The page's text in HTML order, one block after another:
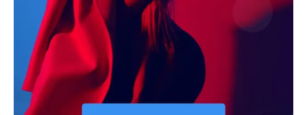
Facebook
X WhatsApp
Share